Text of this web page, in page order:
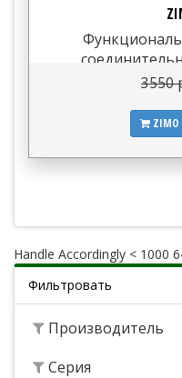
3550
ZIMO
Handle Accordingly < 1000
Фильтровать
Производитель
Серия